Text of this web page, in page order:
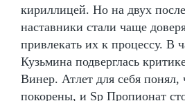
кириллицей. Но на двух
наставники стали чаще
привлекать их к процессу. В
Кузьмина подверглась
Винер. Атлет для себя
покорены, и Sp Пропионат